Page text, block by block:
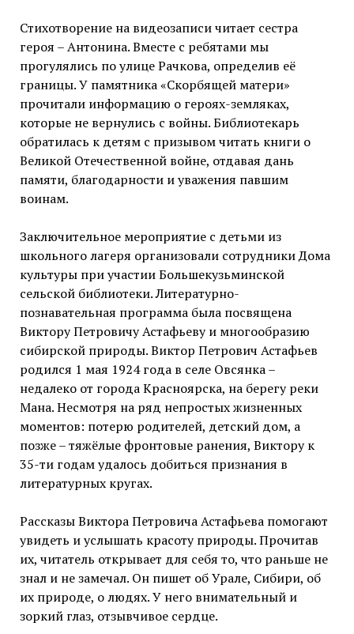
Стихотворение на видеозаписи читает сестра
героя – Антонина. Вместе с ребятами мы
прогулялись по улице Рачкова, определив её
границы. У памятника «Скорбящей матери»
прочитали информацию о героях-земляках,
которые не вернулись с войны. Библиотекарь
обратилась к детям с призывом читать книги о
Великой Отечественной войне, отдавая дань
памяти, благодарности и уважения павшим
воинам.
Заключительное мероприятие с детьми из
школьного лагеря организовали сотрудники Дома
культуры при участии Большекузьминской
сельской библиотеки. Литературно-
познавательная программа была посвящена
Виктору Петровичу Астафьеву и многообразию
сибирской природы. Виктор Петрович Астафьев
родился 1 мая 1924 года в селе Овсянка –
недалеко от города Красноярска, на берегу реки
Мана. Несмотря на ряд непростых жизненных
моментов: потерю родителей, детский дом, а
позже – тяжёлые фронтовые ранения, Виктору к
35-ти годам удалось добиться признания в
литературных кругах.
Рассказы Виктора Петровича Астафьева помогают
увидеть и услышать красоту природы. Прочитав
их, читатель открывает для себя то, что раньше не
знал и не замечал. Он пишет об Урале, Сибири, об
их природе, о людях. У него внимательный и
зоркий глаз, отзывчивое сердце.